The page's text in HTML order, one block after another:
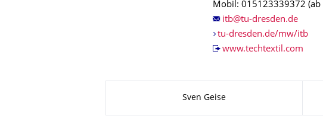
Mobil: 015123339372 (ab
tu-dresden.de/mw/itb
www.techtextil.com
Sven Geise